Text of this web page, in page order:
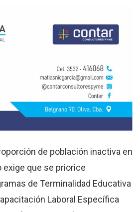
de población inactiva en
que se priorice
de Terminalidad Educativa
Laboral Específica